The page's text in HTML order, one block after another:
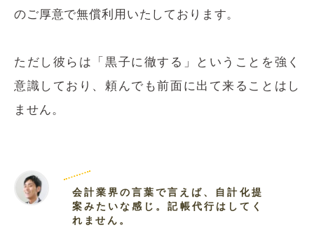
のご厚意で無償利用いたしております。
ただし彼らは「黒子に徹する」ということを強く
意識しており、頼んでも前面に出て来ることはし
ません。
会計業界の言葉で言えば、自計化提
案みたいな感じ。記帳代行はしてく
れません。